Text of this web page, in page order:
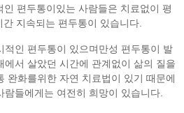
편두통이있는 사람들은 치료없이 평
지속되는 편두통이 있습니다.
적인 편두통이 있으며만성 편두통이 발
서 살았던 시간에 관계없이 삶의 질을
완화를위한 자연 치료법이 있기 때문에
들에게는 여전히 희망이 있습니다.